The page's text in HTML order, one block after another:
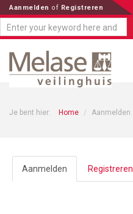
Aanmelden of Registreren
Je bent hier: Home Aanmelden
Aanmelden Registreren